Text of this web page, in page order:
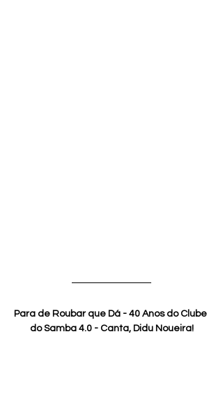
Para de Roubar que Dá - 40 Anos do Clube
do Samba 4.0 - Canta, Didu Noueira!